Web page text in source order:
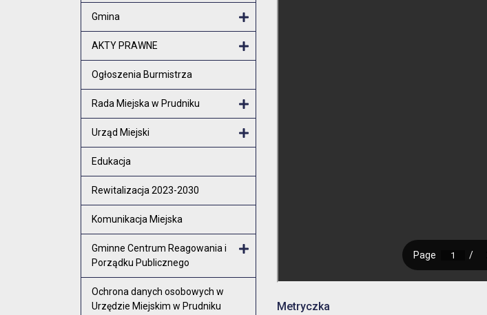
Gmina
AKTY PRAWNE
Ogłoszenia Burmistrza
Rada Miejska w Prudniku
Urząd Miejski
Edukacja
Rewitalizacja 2023-2030
Komunikacja Miejska
Gminne Centrum Reagowania i
Porządku Publicznego
Ochrona danych osobowych w
Urzędzie Miejskim w Prudniku
Metryczka